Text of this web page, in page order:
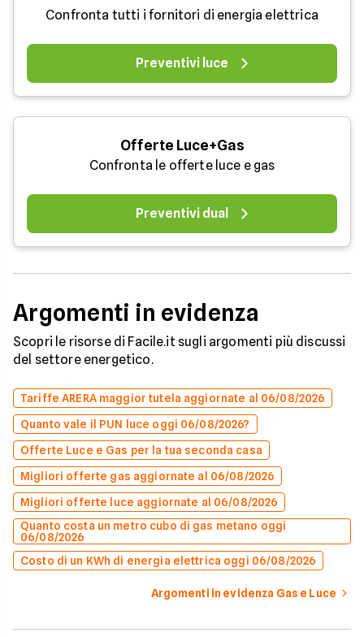
Confronta tutti i fornitori di energia elettrica
Preventivi luce
Offerte Luce+Gas
Confronta le offerte luce e gas
Preventivi dual
Argomenti in evidenza
Scopri le risorse di Facile.it sugli argomenti più discussi
del settore energetico.
Tariffe ARERA maggior tutela aggiornate al 06/08/2026
Quanto vale il PUN luce oggi 06/08/2026?
Offerte Luce e Gas per la tua seconda casa
Migliori offerte gas aggiornate al 06/08/2026
Migliori offerte luce aggiornate al 06/08/2026
Quanto costa un metro cubo di gas metano oggi
06/08/2026
Costo di un KWh di energia elettrica oggi 06/08/2026
Argomenti in evidenza Gas e Luce